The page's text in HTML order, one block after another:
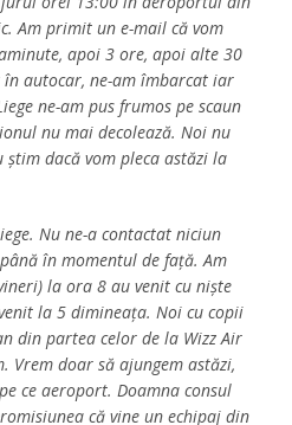
Am primit un e-mail că vom
apoi 3 ore, apoi alte 30
autocar, ne-am îmbarcat iar
ne-am pus frumos pe scaun
nu mai decolează. Noi nu
dacă vom pleca astăzi la
Nu ne-a contactat niciun
în momentul de față. Am
la ora 8 au venit cu niște
la 5 dimineața. Noi cu copii
din partea celor de la Wizz Air
Vrem doar să ajungem astăzi,
ce aeroport. Doamna consul
că vine un echipaj din